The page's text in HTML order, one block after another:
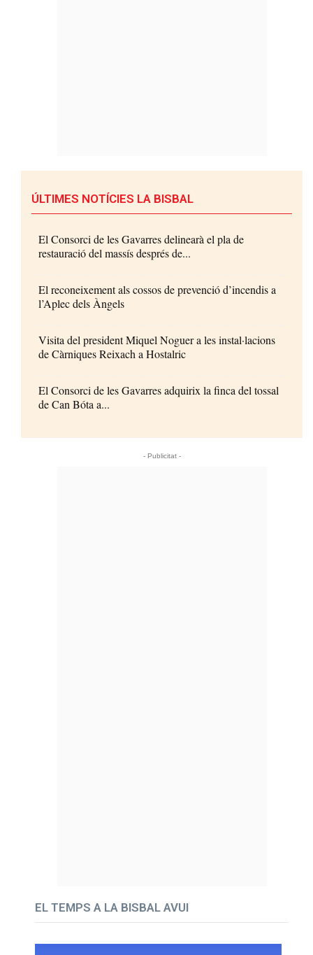
ÚLTIMES NOTÍCIES LA BISBAL
El Consorci de les Gavarres delinearà el pla de
restauració del massís després de...
El reconeixement als cossos de prevenció d’incendis a
l’Aplec dels Àngels
Visita del president Miquel Noguer a les instal·lacions
de Càrniques Reixach a Hostalric
El Consorci de les Gavarres adquirix la finca del tossal
de Can Bóta a...
- Publicitat -
EL TEMPS A LA BISBAL AVUI